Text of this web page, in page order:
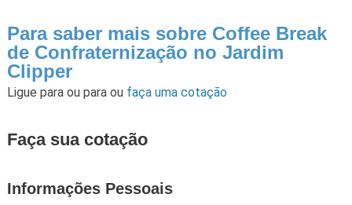
Para saber mais sobre Coffee Break
de Confraternização no Jardim
Clipper
Ligue para ou para ou faça uma cotação
Faça sua cotação
Informações Pessoais